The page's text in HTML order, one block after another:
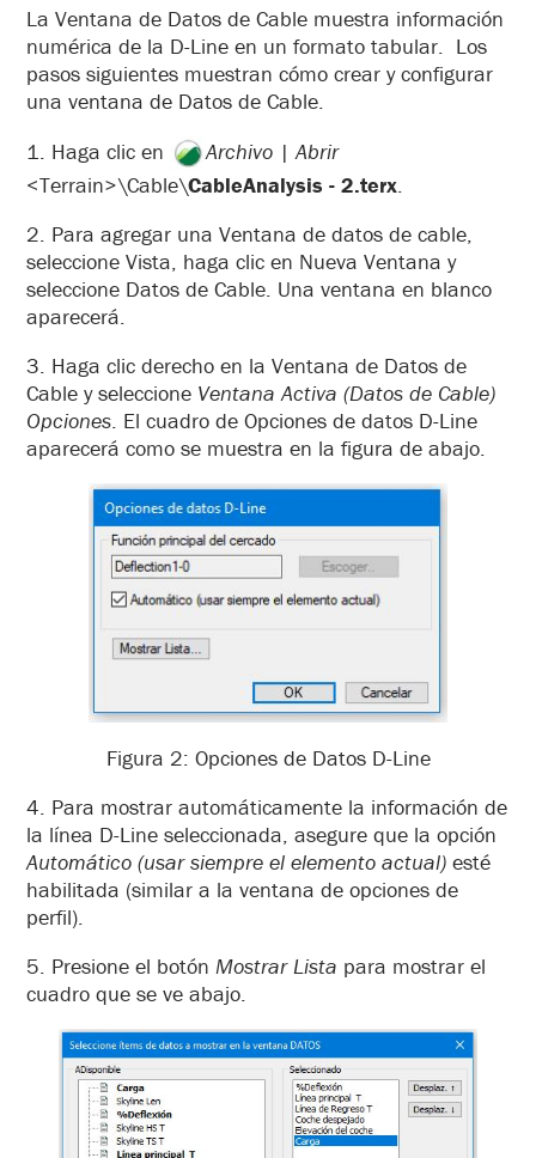
La Ventana de Datos de Cable muestra información
numérica de la D-Line en un formato tabular. Los
pasos siguientes muestran cómo crear y configurar
una ventana de Datos de Cable.
1. Haga clic en
Archivo | Abrir
<Terrain>\Cable\CableAnalysis - 2.terx.
2. Para agregar una Ventana de datos de cable,
seleccione Vista, haga clic en Nueva Ventana y
seleccione Datos de Cable. Una ventana en blanco
aparecerá.
3. Haga clic derecho en la Ventana de Datos de
Cable y seleccione Ventana Activa (Datos de Cable)
Opciones. El cuadro de Opciones de datos D-Line
aparecerá como se muestra en la figura de abajo.
Figura 2: Opciones de Datos D-Line
4. Para mostrar automáticamente la información de
la línea D-Line seleccionada, asegure que la opción
Automático (usar siempre el elemento actual) esté
habilitada (similar a la ventana de opciones de
perfil).
5. Presione el botón Mostrar Lista para mostrar el
cuadro que se ve abajo.